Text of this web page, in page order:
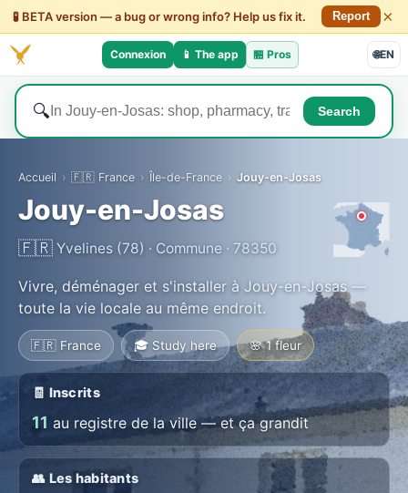
🧪 BETA version — a bug or wrong info? Help us fix it. Report ×
Connexion 📱 The app 🏪 Pros 🌐EN
🔍 Search
Accueil › 🇫🇷 France › Île-de-France › Jouy-en-Josas
Jouy-en-Josas
🇫🇷 Yvelines (78) · Commune · 78350
Vivre, déménager et s'installer à Jouy-en-Josas —
toute la vie locale au même endroit.
🇫🇷 France 🎓 Study here 🌸 1 fleur
🧾 Inscrits
11 au registre de la ville — et ça grandit
👥 Les habitants